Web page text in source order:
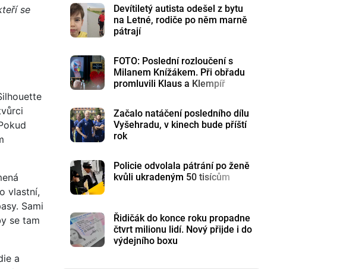
se
vlastní,
Sami
se tam
a
Devítiletý autista odešel z bytu
na Letné, rodiče po něm marně
pátrají
FOTO: Poslední rozloučení s
Milanem Knížákem. Při obřadu
promluvili Klaus a Klempíř
Začalo natáčení posledního dílu
Vyšehradu, v kinech bude příští
rok
Policie odvolala pátrání po ženě
kvůli ukradeným 50 tisícům
Řidičák do konce roku propadne
čtvrt milionu lidí. Nový přijde i do
výdejního boxu